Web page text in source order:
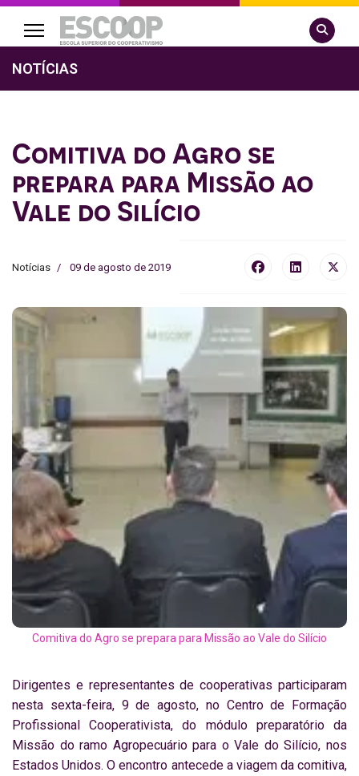
Pesquisar
NOTÍCIAS
Comitiva do Agro se
prepara para Missão ao
Vale do Silício
Notícias 09 de agosto de 2019
Comitiva do Agro se prepara para Missão ao Vale do Silício
Dirigentes e representantes de cooperativas participaram
nesta sexta-feira, 9 de agosto, no Centro de Formação
Profissional Cooperativista, do módulo preparatório da
Missão do ramo Agropecuário para o Vale do Silício, nos
Estados Unidos. O encontro antecede a viagem da comitiva,